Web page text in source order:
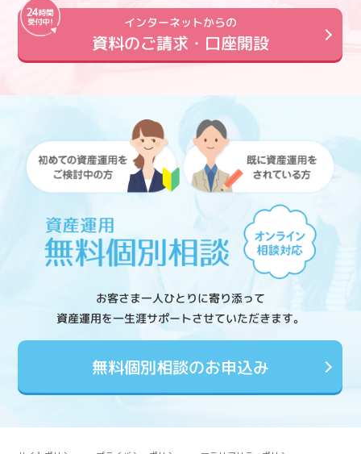
インターネットからの
資料のご請求・口座開設
お客さま一人ひとりに寄り添って
資産運用を一生涯サポートさせていただきます。
無料個別相談のお申込み